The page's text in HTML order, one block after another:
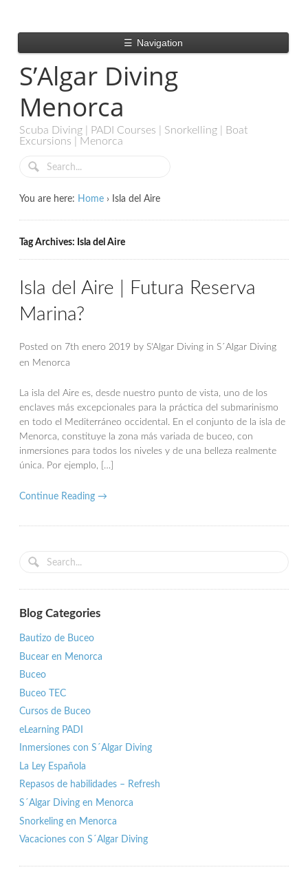
☰ Navigation
S’Algar Diving
Menorca
Scuba Diving | PADI Courses | Snorkelling | Boat
Excursions | Menorca
You are here: Home › Isla del Aire
Tag Archives: Isla del Aire
Isla del Aire | Futura Reserva
Marina?
Posted on 7th enero 2019 by S'Algar Diving in S´Algar Diving
en Menorca
La isla del Aire es, desde nuestro punto de vista, uno de los
enclaves más excepcionales para la práctica del submarinismo
en todo el Mediterráneo occidental. En el conjunto de la isla de
Menorca, constituye la zona más variada de buceo, con
inmersiones para todos los niveles y de una belleza realmente
única. Por ejemplo, […]
Continue Reading →
Blog Categories
Bautizo de Buceo
Bucear en Menorca
Buceo
Buceo TEC
Cursos de Buceo
eLearning PADI
Inmersiones con S´Algar Diving
La Ley Española
Repasos de habilidades – Refresh
S´Algar Diving en Menorca
Snorkeling en Menorca
Vacaciones con S´Algar Diving